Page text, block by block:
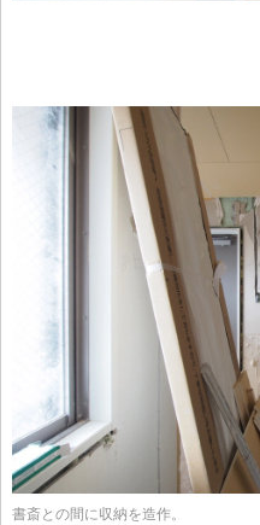
書斎との間に収納を造作。